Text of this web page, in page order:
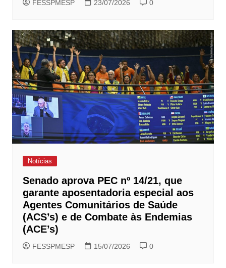
FESSPMESP 23/07/2026 0
Notícias
Senado aprova PEC nº 14/21, que
garante aposentadoria especial aos
Agentes Comunitários de Saúde
(ACS’s) e de Combate às Endemias
(ACE’s)
FESSPMESP 15/07/2026 0